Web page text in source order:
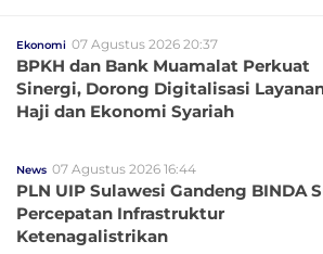
Ekonomi 07 Agustus 2026 20:37
BPKH dan Bank Muamalat Perkuat
Sinergi, Dorong Digitalisasi
Haji dan Ekonomi Syariah
News 07 Agustus 2026 16:44
PLN UIP Sulawesi Gandeng BINDA
Percepatan Infrastruktur
Ketenagalistrikan